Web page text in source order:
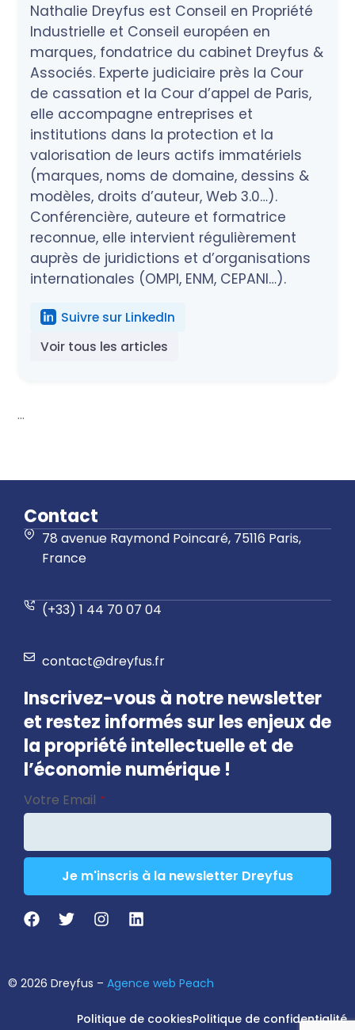
Nathalie Dreyfus est Conseil en Propriété
Industrielle et Conseil européen en
marques, fondatrice du cabinet Dreyfus &
Associés. Experte judiciaire près la Cour
de cassation et la Cour d’appel de Paris,
elle accompagne entreprises et
institutions dans la protection et la
valorisation de leurs actifs immatériels
(marques, noms de domaine, dessins &
modèles, droits d’auteur, Web 3.0…).
Conférencière, auteure et formatrice
reconnue, elle intervient régulièrement
auprès de juridictions et d’organisations
internationales (OMPI, ENM, CEPANI…).
Suivre sur LinkedIn
Voir tous les articles
...
Contact
78 avenue Raymond Poincaré, 75116 Paris,
France
(+33) 1 44 70 07 04
contact@dreyfus.fr
Inscrivez-vous à notre newsletter
et restez informés sur les enjeux de
la propriété intellectuelle et de
l’économie numérique !
Company
Name *
Votre Email *
Je m'inscris à la newsletter Dreyfus
© 2026 Dreyfus – Agence web Peach
Politique de cookiesPolitique de confidentialité